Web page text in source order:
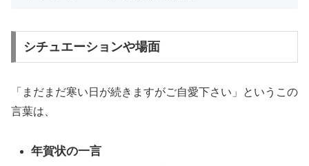
シチュエーションや場面
「まだまだ寒い日が続きますがご自愛下さい」というこの
言葉は、
年賀状の一言